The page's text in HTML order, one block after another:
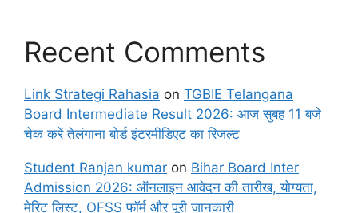
Recent Comments
Link Strategi Rahasia on TGBIE Telangana
Board Intermediate Result 2026: आज सुबह 11 बजे
चेक करें तेलंगाना बोर्ड इंटरमीडिएट का रिजल्ट
Student Ranjan kumar on Bihar Board Inter
Admission 2026: ऑनलाइन आवेदन की तारीख, योग्यता,
मेरिट लिस्ट, OFSS फॉर्म और पूरी जानकारी